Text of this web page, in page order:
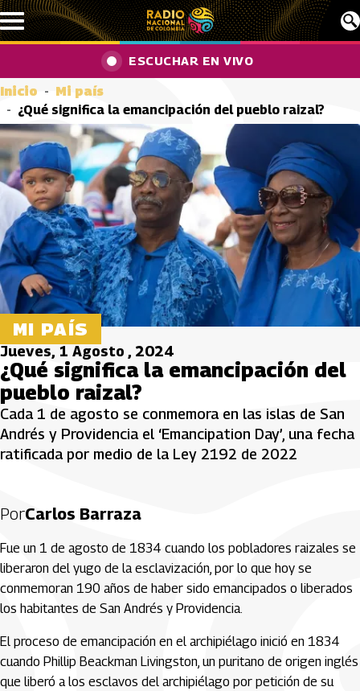
Pasar al contenido principal
ESCUCHAR EN VIVO
Inicio
Mi país
¿Qué significa la emancipación del pueblo raizal?
MI PAÍS
Jueves, 1 Agosto , 2024
¿Qué significa la emancipación del
pueblo raizal?
Cada 1 de agosto se conmemora en las islas de San
Andrés y Providencia el ‘Emancipation Day’, una fecha
ratificada por medio de la Ley 2192 de 2022
PorCarlos Barraza
Fue un 1 de agosto de 1834 cuando los pobladores raizales se
liberaron del yugo de la esclavización, por lo que hoy se
conmemoran 190 años de haber sido emancipados o liberados
los habitantes de San Andrés y Providencia.
El proceso de emancipación en el archipiélago inició en 1834
cuando Phillip Beackman Livingston, un puritano de origen inglés
que liberó a los esclavos del archipiélago por petición de su